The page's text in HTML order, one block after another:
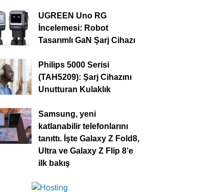
UGREEN Uno RG
İncelemesi: Robot
Tasarımlı GaN Şarj Cihazı
Philips 5000 Serisi
(TAH5209): Şarj Cihazını
Unutturan Kulaklık
Samsung, yeni
katlanabilir telefonlarını
tanıttı. İşte Galaxy Z Fold8,
Ultra ve Galaxy Z Flip 8’e
ilk bakış